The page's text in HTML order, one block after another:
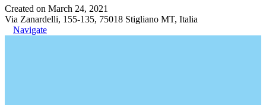
Created on March 24, 2021
Via Zanardelli, 155-135, 75018 Stigliano MT, Italia
Navigate